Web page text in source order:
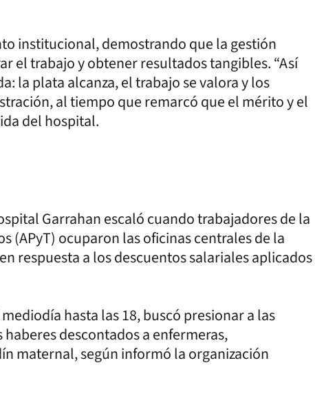
institucional, demostrando que la gestión
el trabajo y obtener resultados tangibles. “Así
la plata alcanza, el trabajo se valora y los
al tiempo que remarcó que el mérito y el
del hospital.
Garrahan escaló cuando trabajadores de la
(APyT) ocuparon las oficinas centrales de la
respuesta a los descuentos salariales aplicados
hasta las 18, buscó presionar a las
descontados a enfermeras,
maternal, según informó la organización